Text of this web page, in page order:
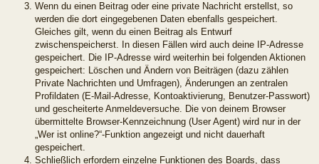
Wenn du einen Beitrag oder eine private Nachricht erstellst, so
werden die dort eingegebenen Daten ebenfalls gespeichert.
Gleiches gilt, wenn du einen Beitrag als Entwurf
zwischenspeicherst. In diesen Fällen wird auch deine IP-Adresse
gespeichert. Die IP-Adresse wird weiterhin bei folgenden Aktionen
gespeichert: Löschen und Ändern von Beiträgen (dazu zählen
Private Nachrichten und Umfragen), Änderungen an zentralen
Profildaten (E-Mail-Adresse, Kontoaktivierung, Benutzer-Passwort)
und gescheiterte Anmeldeversuche. Die von deinem Browser
übermittelte Browser-Kennzeichnung (User Agent) wird nur in der
„Wer ist online?“-Funktion angezeigt und nicht dauerhaft
gespeichert.
Schließlich erfordern einzelne Funktionen des Boards, dass